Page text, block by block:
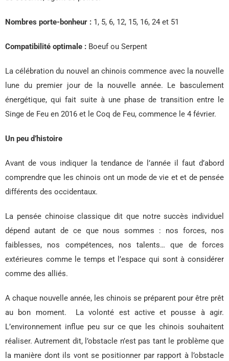
Nombres porte-bonheur : 1, 5, 6, 12, 15, 16, 24 et 51
Compatibilité optimale : Boeuf ou Serpent
La célébration du nouvel an chinois commence avec la nouvelle
lune du premier jour de la nouvelle année. Le basculement
énergétique, qui fait suite à une phase de transition entre le
Singe de Feu en 2016 et le Coq de Feu, commence le 4 février.
Un peu d’histoire
Avant de vous indiquer la tendance de l’année il faut d’abord
comprendre que les chinois ont un mode de vie et et de pensée
différents des occidentaux.
La pensée chinoise classique dit que notre succès individuel
dépend autant de ce que nous sommes : nos forces, nos
faiblesses, nos compétences, nos talents… que de forces
extérieures comme le temps et l’espace qui sont à considérer
comme des alliés.
A chaque nouvelle année, les chinois se préparent pour être prêt
au bon moment. La volonté est active et pousse à agir.
L’environnement influe peu sur ce que les chinois souhaitent
réaliser. Autrement dit, l’obstacle n’est pas tant le problème que
la manière dont ils vont se positionner par rapport à l’obstacle